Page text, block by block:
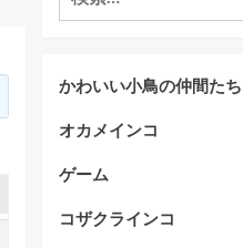
索:
かわいい小鳥の仲間たち
オカメインコ
ゲーム
コザクラインコ